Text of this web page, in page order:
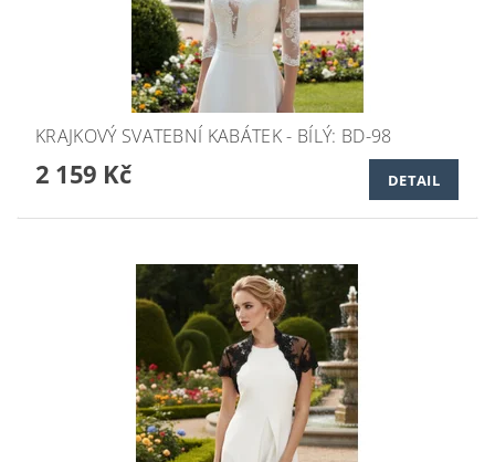
KRAJKOVÝ SVATEBNÍ KABÁTEK - BÍLÝ: BD-98
2 159 Kč DETAIL